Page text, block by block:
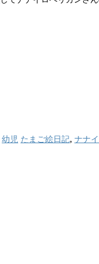
幼児 たまご絵日記, ナナ